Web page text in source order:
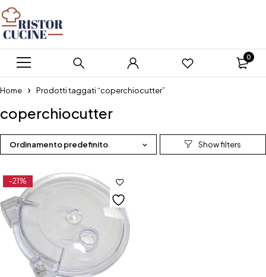
0
Home Prodotti taggati “coperchiocutter”
coperchiocutter
Ordinamento predefinito
-21%